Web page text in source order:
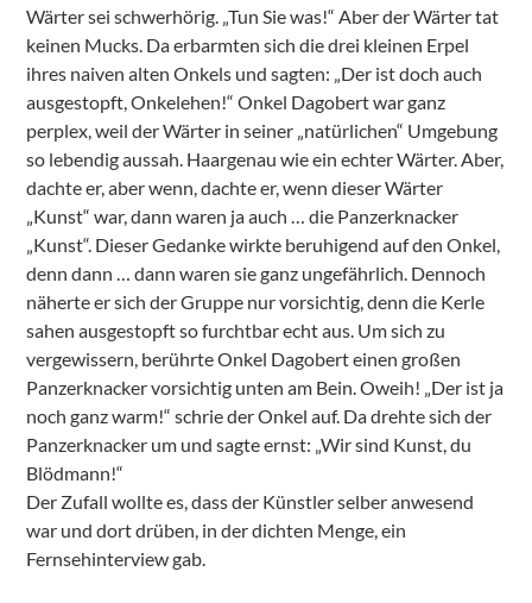
Wärter sei schwerhörig. „Tun Sie was!“ Aber der Wärter tat
keinen Mucks. Da erbarmten sich die drei kleinen Erpel
ihres naiven alten Onkels und sagten: „Der ist doch auch
ausgestopft, Onkelehen!“ Onkel Dagobert war ganz
perplex, weil der Wärter in seiner „natürlichen“ Umgebung
so lebendig aussah. Haargenau wie ein echter Wärter. Aber,
dachte er, aber wenn, dachte er, wenn dieser Wärter
„Kunst“ war, dann waren ja auch … die Panzerknacker
„Kunst“. Dieser Gedanke wirkte beruhigend auf den Onkel,
denn dann … dann waren sie ganz ungefährlich. Dennoch
näherte er sich der Gruppe nur vorsichtig, denn die Kerle
sahen ausgestopft so furchtbar echt aus. Um sich zu
vergewissern, berührte Onkel Dagobert einen großen
Panzerknacker vorsichtig unten am Bein. Oweih! „Der ist ja
noch ganz warm!“ schrie der Onkel auf. Da drehte sich der
Panzerknacker um und sagte ernst: „Wir sind Kunst, du
Blödmann!“
Der Zufall wollte es, dass der Künstler selber anwesend
war und dort drüben, in der dichten Menge, ein
Fernsehinterview gab.